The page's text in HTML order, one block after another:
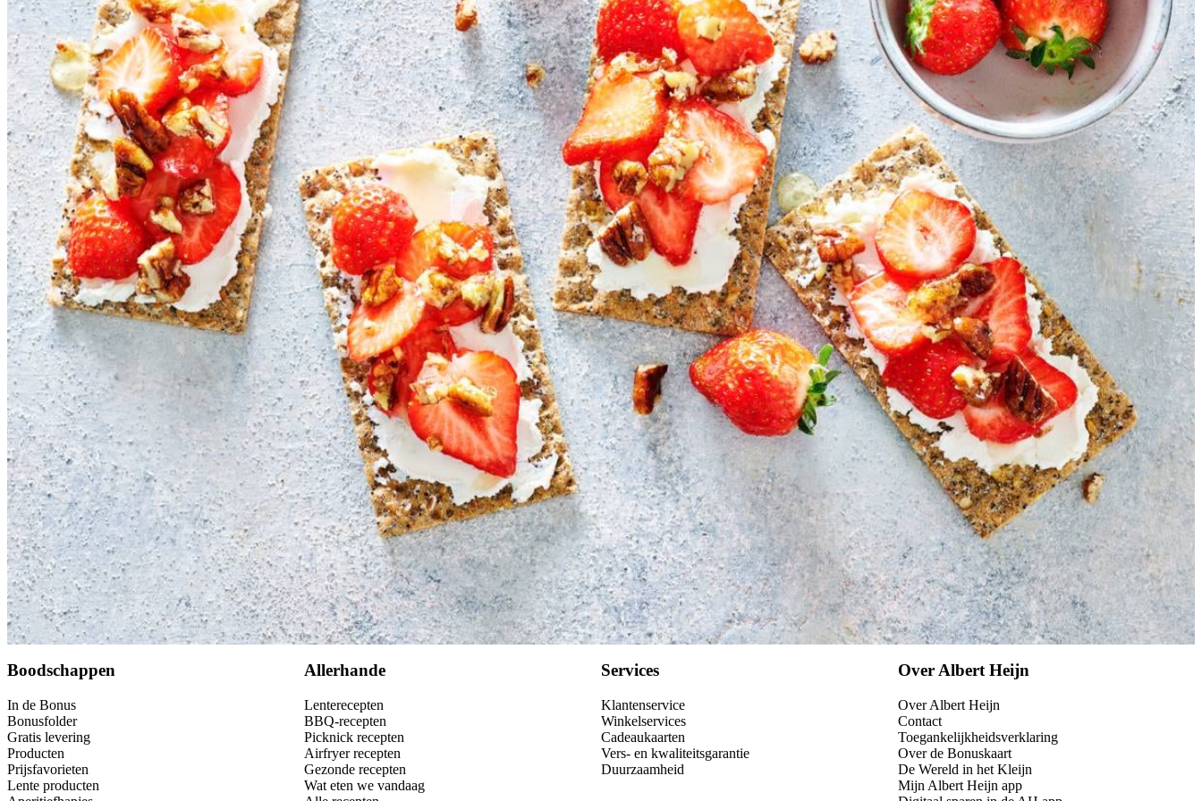
8 stuksWasa knäckebröd 100
125 gverse geitenkaas naturel 45+
Kies producten
Dit heb je nodig
Boodschappen
In de Bonus
Bonusfolder
Gratis levering
Producten
Prijsfavorieten
Lente producten
Allerhande
Lenterecepten
BBQ-recepten
Picknick recepten
Airfryer recepten
Gezonde recepten
Wat eten we vandaag
Services
Klantenservice
Winkelservices
Cadeaukaarten
Vers- en kwaliteitsgarantie
Duurzaamheid
Over Albert Heijn
Over Albert Heijn
Contact
Toegankelijkheidsverklaring
Over de Bonuskaart
De Wereld in het Kleijn
Mijn Albert Heijn app